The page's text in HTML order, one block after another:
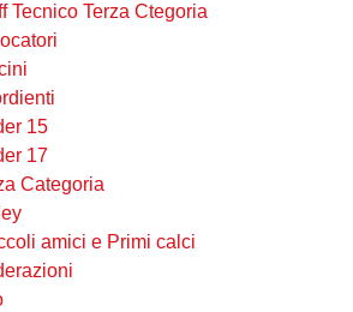
Tecnico Terza Ctegoria
15
17
Categoria
amici e Primi calci